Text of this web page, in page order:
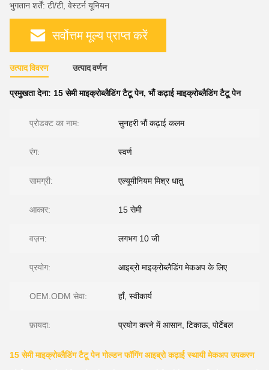
भुगतान शर्तें: टी/टी, वेस्टर्न यूनियन
सर्वोत्तम मूल्य प्राप्त करें
उत्पाद विवरण उत्पाद वर्णन
प्रमुखता देना: 15 सेमी माइक्रोब्लैडिंग टैटू पेन, भौं कढ़ाई माइक्रोब्लैडिंग टैटू पेन
प्रोडक्ट का नाम: सुनहरी भौं कढ़ाई कलम
रंग: स्वर्ण
सामग्री: एल्यूमीनियम मिश्र धातु
आकार: 15 सेमी
वज़न: लगभग 10 जी
प्रयोग: आइब्रो माइक्रोब्लैडिंग मेकअप के लिए
OEM.ODM सेवा: हाँ, स्वीकार्य
फ़ायदा: प्रयोग करने में आसान, टिकाऊ, पोर्टेबल
15 सेमी माइक्रोब्लैडिंग टैटू पेन गोल्डन फॉगिंग आइब्रो कढ़ाई स्थायी मेकअप उपकरण